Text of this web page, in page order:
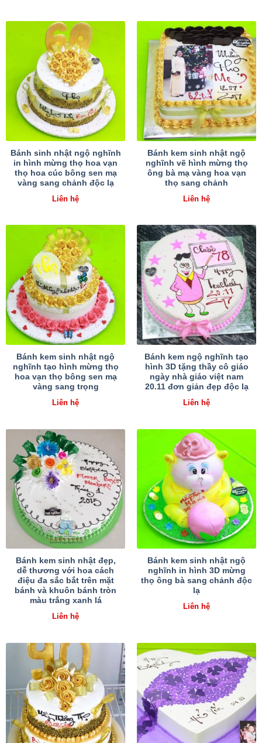
Bánh sinh nhật ngộ nghĩnh
in hình mừng thọ hoa vạn
thọ hoa cúc bông sen mạ
vàng sang chảnh độc lạ
Liên hệ
Bánh kem sinh nhật ngộ
nghĩnh vẽ hình mừng thọ
ông bà mạ vàng hoa vạn
thọ sang chảnh
Liên hệ
Bánh kem sinh nhật ngộ
nghĩnh tạo hình mừng thọ
hoa vạn thọ bông sen mạ
vàng sang trọng
Liên hệ
Bánh kem ngộ nghĩnh tạo
hình 3D tặng thầy cô giáo
ngày nhà giáo việt nam
20.11 đơn giản đẹp độc lạ
Liên hệ
Bánh kem sinh nhật đẹp,
dễ thương với hoa cách
điệu đa sắc bắt trên mặt
bánh và khuôn bánh tròn
màu trắng xanh lá
Liên hệ
Bánh kem sinh nhật ngộ
nghĩnh in hình 3D mừng
thọ ông bà sang chảnh độc
lạ
Liên hệ